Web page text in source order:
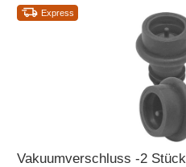
Express
Vakuumverschluss -2 Stück